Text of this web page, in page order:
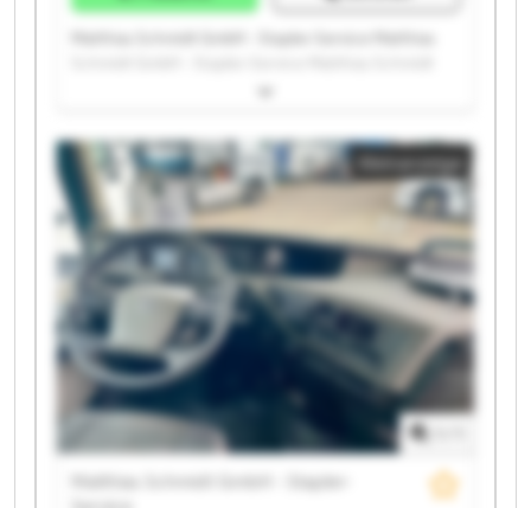
GmbH - Stapler-Service Matthias Schmidt GmbH -
Service Matthias Schmidt GmbH - Stapler-Service
Matthias Schmidt GmbH - Stapler-Service Matthias
Schmidt GmbH - Stapler-Service Matthias Schmidt
GmbH - Stapler-Service Matthias Schmidt GmbH -
Stapler-Service Matthias Schmidt GmbH - Stapler-
Service Matthias Schmidt GmbH - Stapler-Service
Matthias Schmidt GmbH - Stapler-Service Matthias
Schmidt GmbH - Stapler-Service Matthias Schmidt
GmbH - Stapler-Service Matthias Schmidt GmbH -
Stapler-Service Matthias Schmidt GmbH - Stapler-
Service Matthias Schmidt GmbH - Stapler-Service
Matthias Schmidt GmbH - Stapler-Service Matthias
Schmidt GmbH - Stapler-Service
Kleinanzeige
Matthias Schmidt GmbH - Stapler-